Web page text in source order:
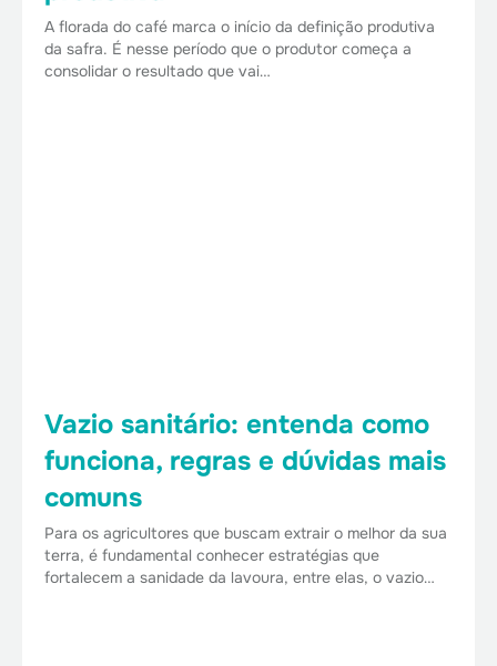
A florada do café marca o início da definição produtiva
da safra. É nesse período que o produtor começa a
consolidar o resultado que vai…
Vazio sanitário: entenda como
funciona, regras e dúvidas mais
comuns
Para os agricultores que buscam extrair o melhor da sua
terra, é fundamental conhecer estratégias que
fortalecem a sanidade da lavoura, entre elas, o vazio…